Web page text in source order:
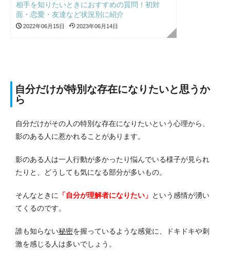
相手を知りたいときにおすすめの質問！初対
面・恋愛・友達など状況別に紹介
2022年06月15日 2023年06月14日
自分だけが特別な存在になりたいと思うか
ら
自分だけがその人の特別な存在になりたいという心理から、
影のある人に惹かれることがあります。
影のある人は一人行動が多かったり悩んでいる様子が見られ
たりと、どうしても気になる部分が多いもの。
そんなときに 「自分が理解者になりたい」 という感情が湧い
てくるのです。
誰も知らない秘密を握っているような感覚に、ドキドキや刺
激を感じる人は多いでしょう。